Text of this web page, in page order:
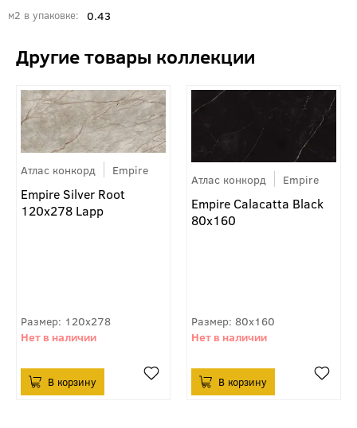
м2 в упаковке 0.43
Атлас конкорд Empire
Empire Silver Root
120x278 Lapp
120x278
Атлас конкорд Empire
Empire Calacatta Black
80x160
80x160